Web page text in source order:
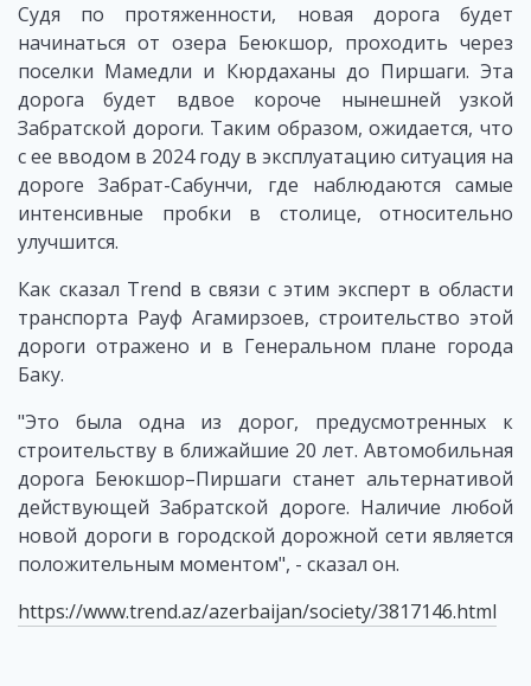
Судя по протяженности, новая дорога будет
начинаться от озера Беюкшор, проходить через
поселки Мамедли и Кюрдаханы до Пиршаги. Эта
дорога будет вдвое короче нынешней узкой
Забратской дороги. Таким образом, ожидается, что
с ее вводом в 2024 году в эксплуатацию ситуация на
дороге Забрат-Сабунчи, где наблюдаются самые
интенсивные пробки в столице, относительно
улучшится.
Как сказал Trend в связи с этим эксперт в области
транспорта Рауф Агамирзоев, строительство этой
дороги отражено и в Генеральном плане города
Баку.
"Это была одна из дорог, предусмотренных к
строительству в ближайшие 20 лет. Автомобильная
дорога Беюкшор–Пиршаги станет альтернативой
действующей Забратской дороге. Наличие любой
новой дороги в городской дорожной сети является
положительным моментом", - сказал он.
https://www.trend.az/azerbaijan/society/3817146.html